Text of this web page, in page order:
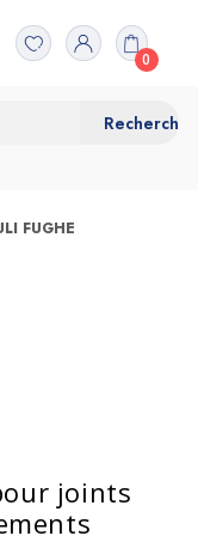
0
FUGHE
joints